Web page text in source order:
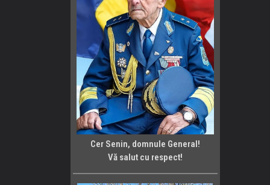
Cer Senin, domnule General!
Vă salut cu respect!